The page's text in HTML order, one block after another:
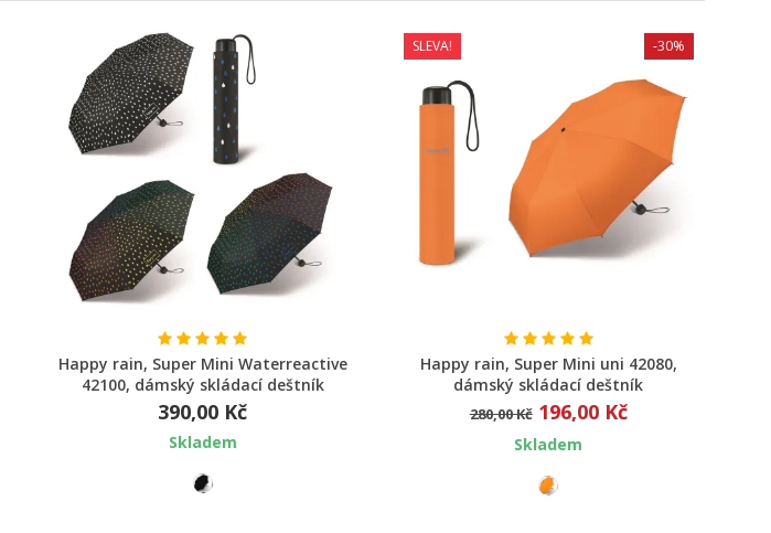
Rychlý náhled
Happy rain, Super Mini Waterreactive
42100, dámský skládací deštník
390,00 Kč
Skladem
SLEVA!
Rychlý náhled
Happy rain, Super Mini uni 42080,
dámský skládací deštník
280,00 Kč
-30%
196,00 Kč
Skladem